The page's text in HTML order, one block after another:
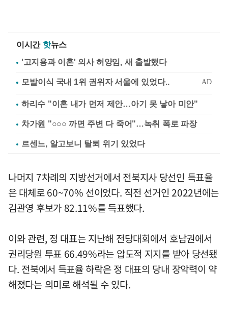
이시간 핫뉴스
'고지용과 이혼' 의사 허양임, 새 출발했다
하리수 "이혼 내가 먼저 제안…아기 못 낳아 미안"
차가원 "○○○ 까면 주변 다 죽어"…녹취 폭로 파장
르센느, 알고보니 탈퇴 위기 있었다
나머지 7차례의 지방선거에서 전북지사 당선인 득표율
은 대체로 60~70% 선이었다. 직전 선거인 2022년에는
김관영 후보가 82.11%를 득표했다.
이와 관련, 정 대표는 지난해 전당대회에서 호남권에서
권리당원 투표 66.49%라는 압도적 지지를 받아 당선됐
다. 전북에서 득표율 하락은 정 대표의 당내 장악력이 약
해졌다는 의미로 해석될 수 있다.